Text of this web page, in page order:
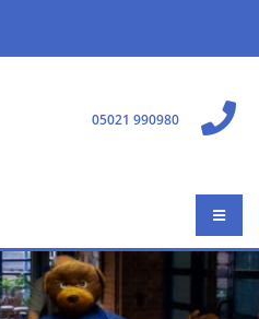
05021 990980